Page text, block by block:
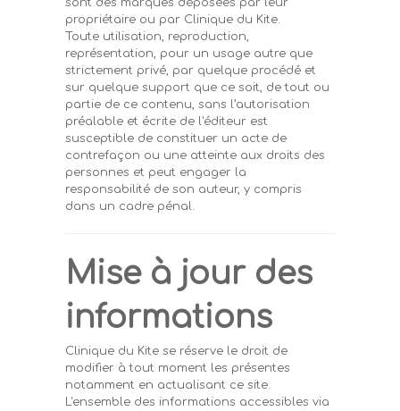
sont des marques déposées par leur
propriétaire ou par Clinique du Kite.
Toute utilisation, reproduction,
représentation, pour un usage autre que
strictement privé, par quelque procédé et
sur quelque support que ce soit, de tout ou
partie de ce contenu, sans l’autorisation
préalable et écrite de l'éditeur est
susceptible de constituer un acte de
contrefaçon ou une atteinte aux droits des
personnes et peut engager la
responsabilité de son auteur, y compris
dans un cadre pénal.
Mise à jour des
informations
Clinique du Kite se réserve le droit de
modifier à tout moment les présentes
notamment en actualisant ce site.
L'ensemble des informations accessibles via